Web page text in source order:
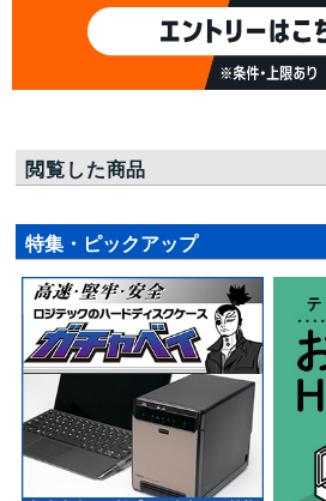
閲覧した商品
特集・ピックアップ